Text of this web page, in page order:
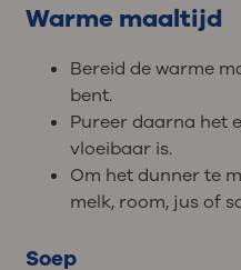
Warme maaltijd
Bereid de warme
bent.
Pureer daarna het
vloeibaar is.
Om het dunner te
melk, room, jus of
Soep